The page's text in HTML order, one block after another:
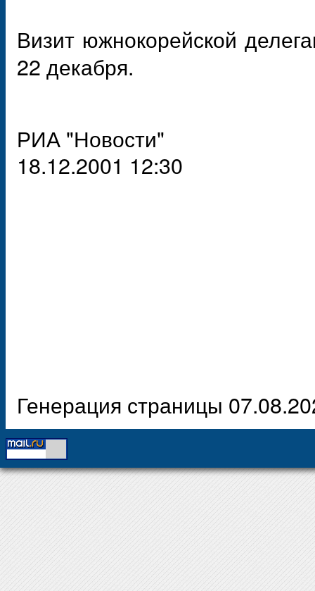
Визит южнокорейской
22 декабря.
РИА "Новости"
18.12.2001 12:30
Генерация страницы